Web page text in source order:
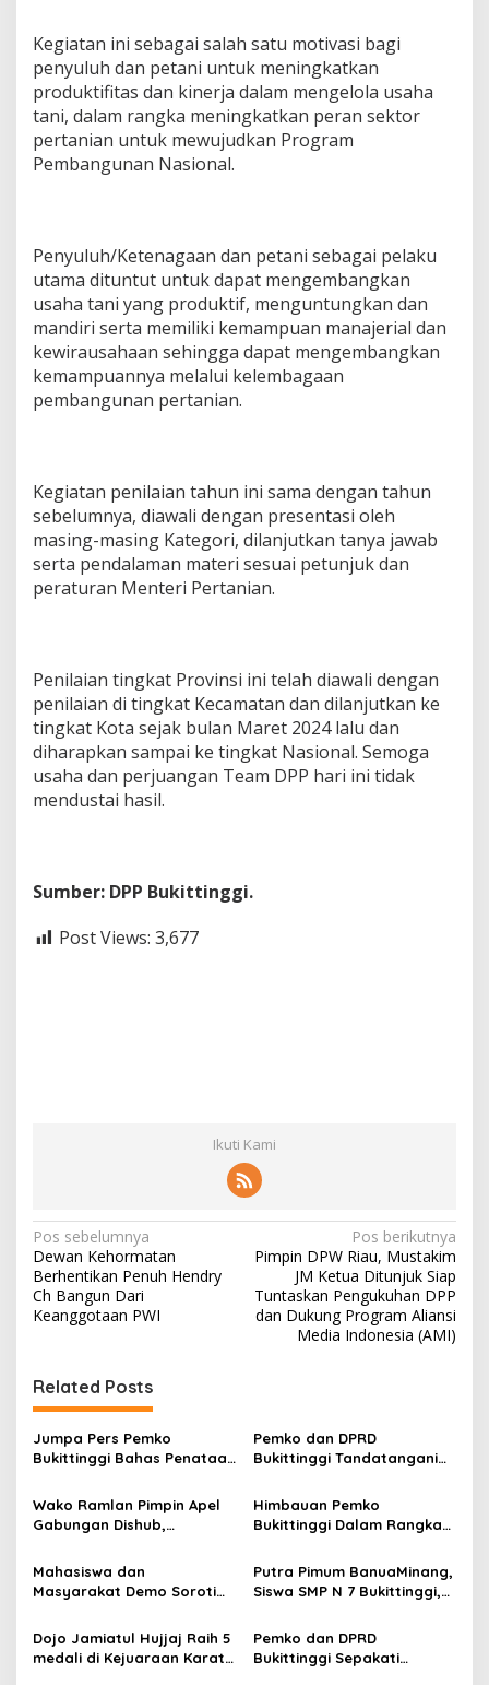
i
Kegiatan ini sebagai salah satu motivasi bagi
penyuluh dan petani untuk meningkatkan
produktifitas dan kinerja dalam mengelola usaha
tani, dalam rangka meningkatkan peran sektor
pertanian untuk mewujudkan Program
Pembangunan Nasional.
Penyuluh/Ketenagaan dan petani sebagai pelaku
utama dituntut untuk dapat mengembangkan
usaha tani yang produktif, menguntungkan dan
mandiri serta memiliki kemampuan manajerial dan
kewirausahaan sehingga dapat mengembangkan
kemampuannya melalui kelembagaan
pembangunan pertanian.
Kegiatan penilaian tahun ini sama dengan tahun
sebelumnya, diawali dengan presentasi oleh
masing-masing Kategori, dilanjutkan tanya jawab
serta pendalaman materi sesuai petunjuk dan
peraturan Menteri Pertanian.
Penilaian tingkat Provinsi ini telah diawali dengan
penilaian di tingkat Kecamatan dan dilanjutkan ke
tingkat Kota sejak bulan Maret 2024 lalu dan
diharapkan sampai ke tingkat Nasional. Semoga
usaha dan perjuangan Team DPP hari ini tidak
mendustai hasil.
Sumber: DPP Bukittinggi.
Post Views: 3,677
Ikuti Kami
N
a
v
i
a
s
i
o
Pos sebelumnya
Dewan Kehormatan
Berhentikan Penuh Hendry
Ch Bangun Dari
Keanggotaan PWI
Pos berikutnya
Pimpin DPW Riau, Mustakim
JM Ketua Ditunjuk Siap
Tuntaskan Pengukuhan DPP
dan Dukung Program Aliansi
Media Indonesia (AMI)
Related Posts
Jumpa Pers Pemko
Bukittinggi Bahas Penataan
Kampus UFDK
Pemko dan DPRD
Bukittinggi Tandatangani
Perubahan KUA-PPAS APBD
2026
Wako Ramlan Pimpin Apel
Gabungan Dishub,
Persiapan Angkutan Gratis
Pelajar
Himbauan Pemko
Bukittinggi Dalam Rangka
Tahun ke-81 Kemerdekaan
Republik Indonesia
Mahasiswa dan
Masyarakat Demo Soroti
PP, GMNI Bukittinggi
Kecewa Wali Kota dan
DPRD Tak Hadir Temui
Putra Pimum BanuaMinang,
Siswa SMP N 7 Bukittinggi,
Festival Komite Pemula
Berat 40 Kg dalam
Kejuaraan Karate Jam
Dojo Jamiatul Hujjaj Raih 5
medali di Kejuaraan Karate
Pemko dan DPRD
Bukittinggi Sepakati